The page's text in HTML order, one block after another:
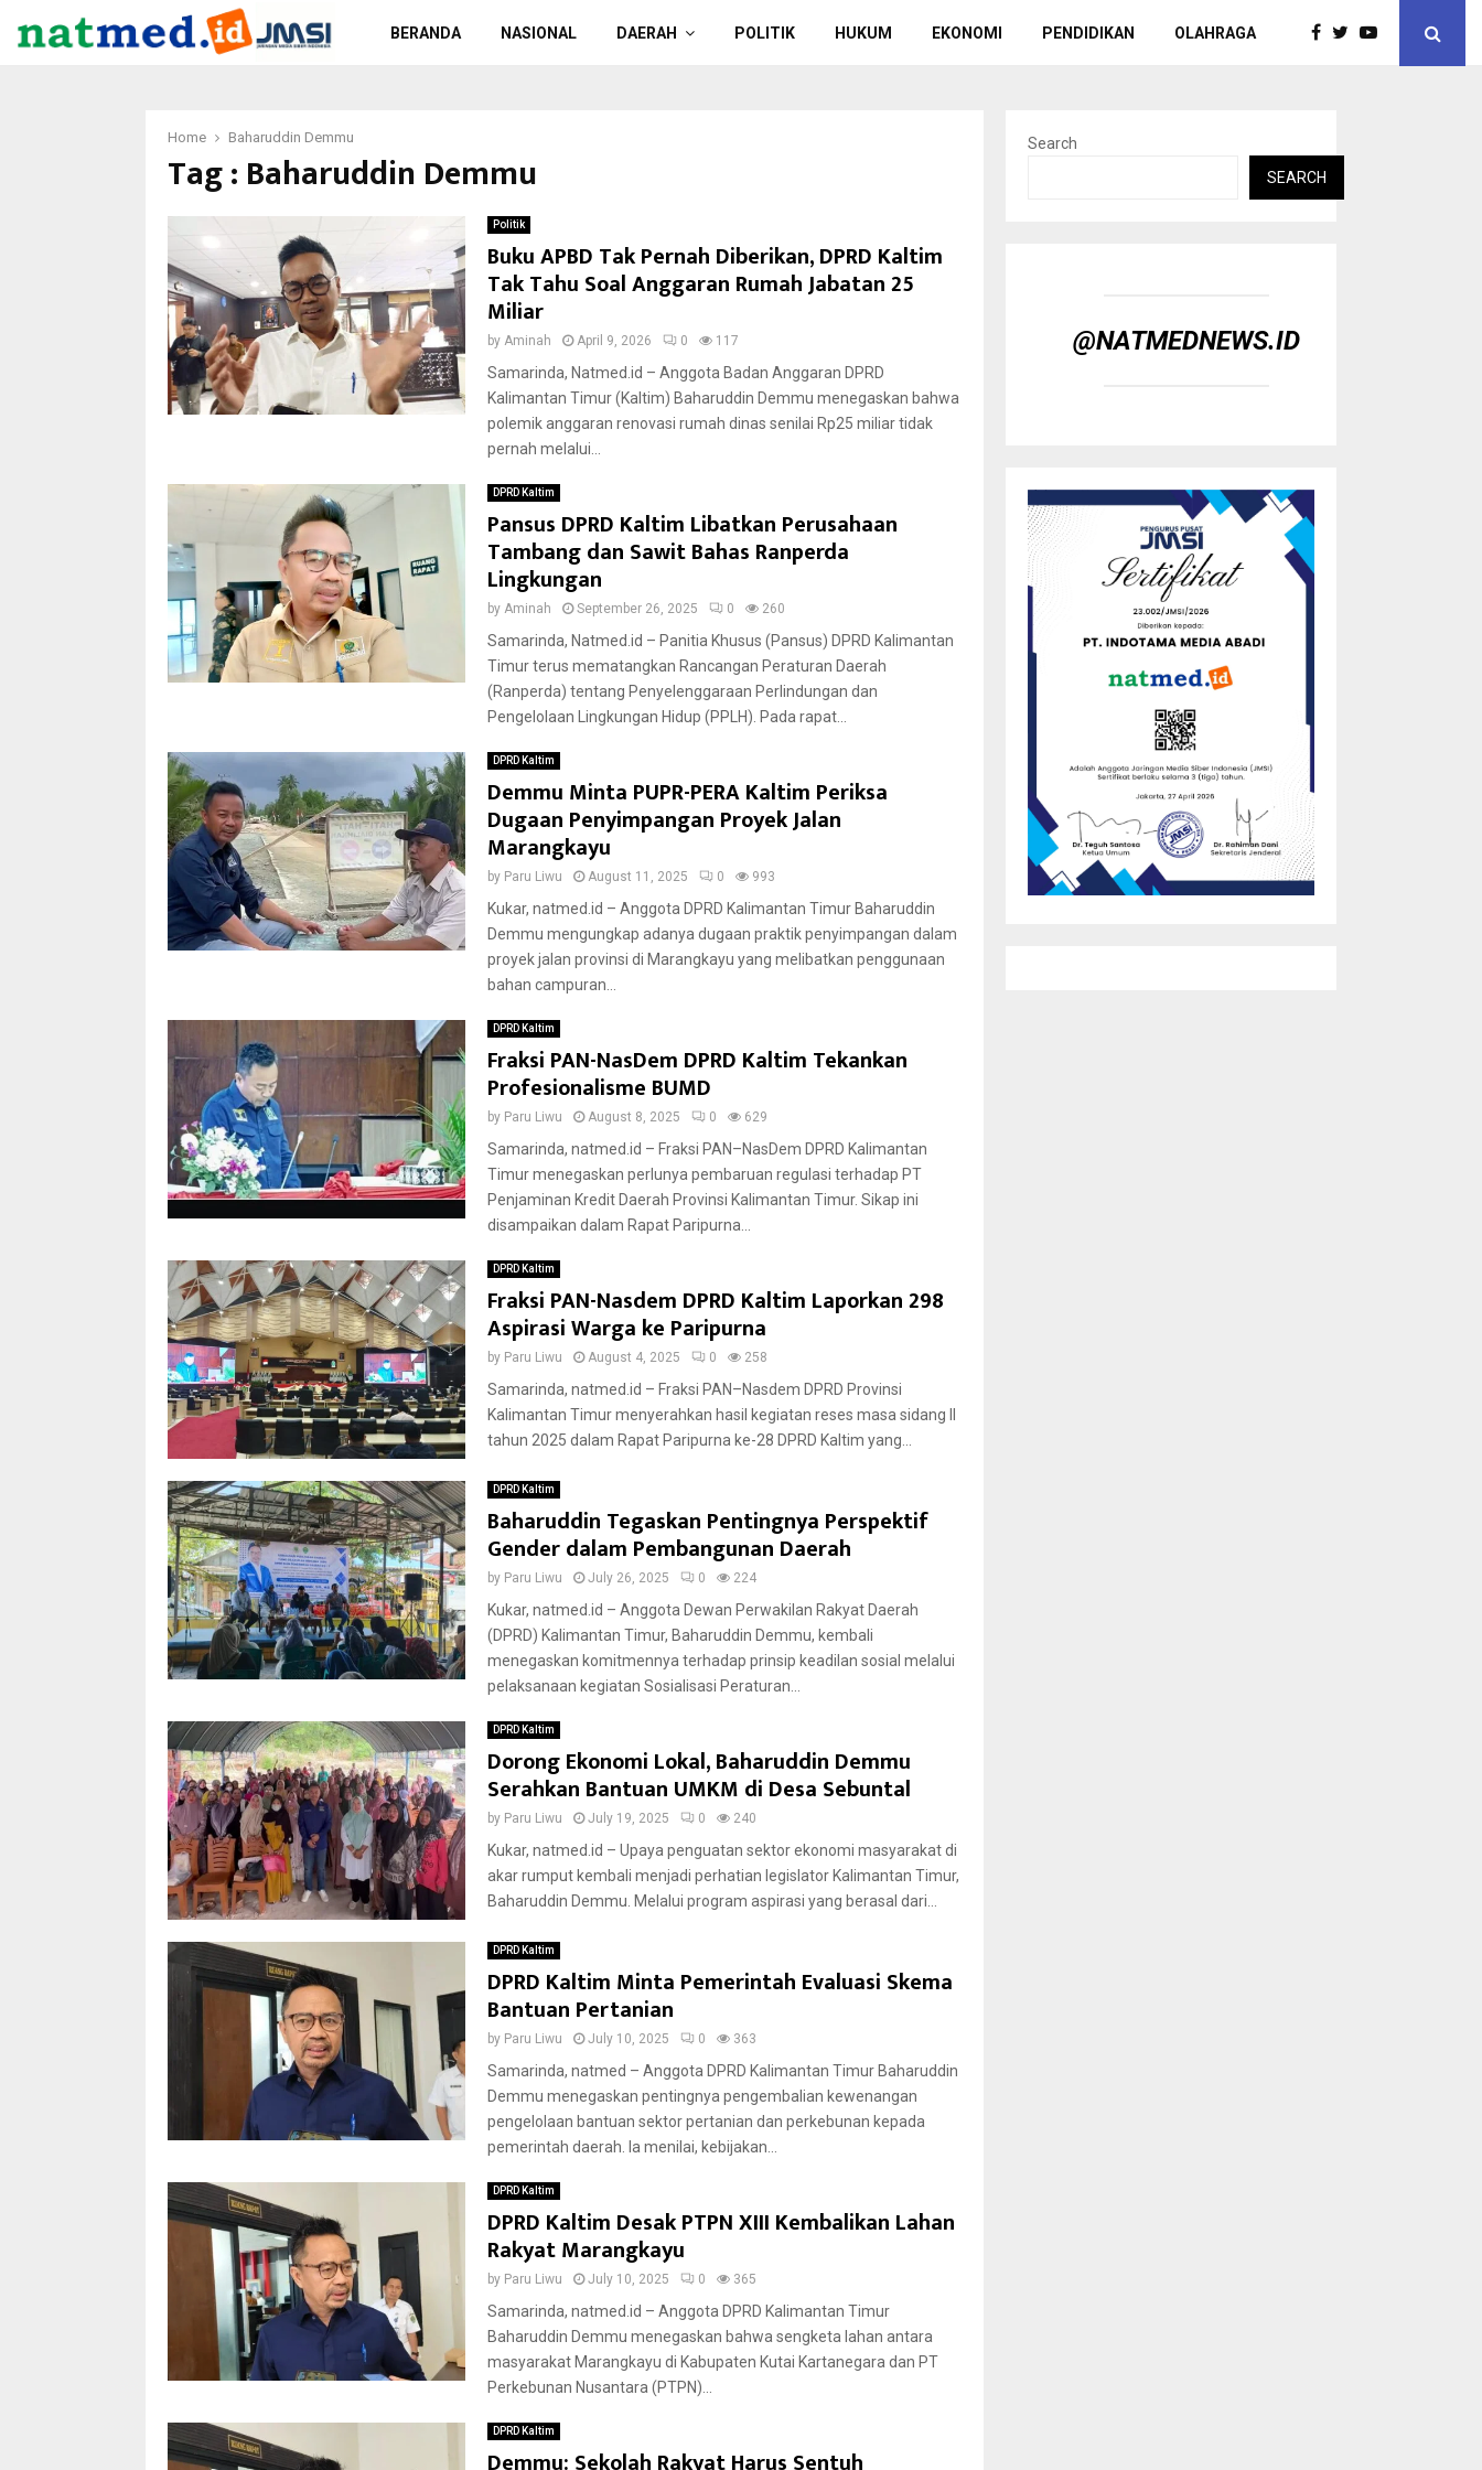
BERANDA NASIONAL DAERAH POLITIK HUKUM EKONOMI PENDIDIKAN OLAHRAGA
Home Baharuddin Demmu
Tag : Baharuddin Demmu
Politik
Buku APBD Tak Pernah Diberikan, DPRD Kaltim
Tak Tahu Soal Anggaran Rumah Jabatan 25
Miliar
by Aminah April 9, 2026 0 117
Samarinda, Natmed.id – Anggota Badan Anggaran DPRD
Kalimantan Timur (Kaltim) Baharuddin Demmu menegaskan bahwa
polemik anggaran renovasi rumah dinas senilai Rp25 miliar tidak
pernah melalui...
DPRD Kaltim
Pansus DPRD Kaltim Libatkan Perusahaan
Tambang dan Sawit Bahas Ranperda
Lingkungan
by Aminah September 26, 2025 0 260
Samarinda, Natmed.id – Panitia Khusus (Pansus) DPRD Kalimantan
Timur terus mematangkan Rancangan Peraturan Daerah
(Ranperda) tentang Penyelenggaraan Perlindungan dan
Pengelolaan Lingkungan Hidup (PPLH). Pada rapat...
DPRD Kaltim
Demmu Minta PUPR-PERA Kaltim Periksa
Dugaan Penyimpangan Proyek Jalan
Marangkayu
by Paru Liwu August 11, 2025 0 993
Kukar, natmed.id – Anggota DPRD Kalimantan Timur Baharuddin
Demmu mengungkap adanya dugaan praktik penyimpangan dalam
proyek jalan provinsi di Marangkayu yang melibatkan penggunaan
bahan campuran...
DPRD Kaltim
Fraksi PAN-NasDem DPRD Kaltim Tekankan
Profesionalisme BUMD
by Paru Liwu August 8, 2025 0 629
Samarinda, natmed.id – Fraksi PAN–NasDem DPRD Kalimantan
Timur menegaskan perlunya pembaruan regulasi terhadap PT
Penjaminan Kredit Daerah Provinsi Kalimantan Timur. Sikap ini
disampaikan dalam Rapat Paripurna...
DPRD Kaltim
Fraksi PAN-Nasdem DPRD Kaltim Laporkan 298
Aspirasi Warga ke Paripurna
by Paru Liwu August 4, 2025 0 258
Samarinda, natmed.id – Fraksi PAN–Nasdem DPRD Provinsi
Kalimantan Timur menyerahkan hasil kegiatan reses masa sidang II
tahun 2025 dalam Rapat Paripurna ke-28 DPRD Kaltim yang...
DPRD Kaltim
Baharuddin Tegaskan Pentingnya Perspektif
Gender dalam Pembangunan Daerah
by Paru Liwu July 26, 2025 0 224
Kukar, natmed.id – Anggota Dewan Perwakilan Rakyat Daerah
(DPRD) Kalimantan Timur, Baharuddin Demmu, kembali
menegaskan komitmennya terhadap prinsip keadilan sosial melalui
pelaksanaan kegiatan Sosialisasi Peraturan...
DPRD Kaltim
Dorong Ekonomi Lokal, Baharuddin Demmu
Serahkan Bantuan UMKM di Desa Sebuntal
by Paru Liwu July 19, 2025 0 240
Kukar, natmed.id – Upaya penguatan sektor ekonomi masyarakat di
akar rumput kembali menjadi perhatian legislator Kalimantan Timur,
Baharuddin Demmu. Melalui program aspirasi yang berasal dari...
DPRD Kaltim
DPRD Kaltim Minta Pemerintah Evaluasi Skema
Bantuan Pertanian
by Paru Liwu July 10, 2025 0 363
Samarinda, natmed – Anggota DPRD Kalimantan Timur Baharuddin
Demmu menegaskan pentingnya pengembalian kewenangan
pengelolaan bantuan sektor pertanian dan perkebunan kepada
pemerintah daerah. Ia menilai, kebijakan...
DPRD Kaltim
DPRD Kaltim Desak PTPN XIII Kembalikan Lahan
Rakyat Marangkayu
by Paru Liwu July 10, 2025 0 365
Samarinda, natmed.id – Anggota DPRD Kalimantan Timur
Baharuddin Demmu menegaskan bahwa sengketa lahan antara
masyarakat Marangkayu di Kabupaten Kutai Kartanegara dan PT
Perkebunan Nusantara (PTPN)...
DPRD Kaltim
Search
SEARCH
@NATMEDNEWS.ID